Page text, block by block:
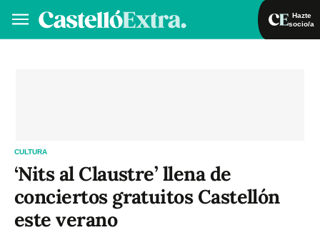
Hazte
socio/a
CULTURA
‘Nits al Claustre’ llena de
conciertos gratuitos Castellón
este verano